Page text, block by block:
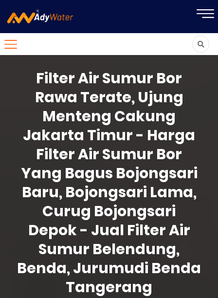
Filter Air Sumur Bor
Rawa Terate, Ujung
Menteng Cakung
Jakarta Timur - Harga
Filter Air Sumur Bor
Yang Bagus Bojongsari
Baru, Bojongsari Lama,
Curug Bojongsari
Depok - Jual Filter Air
Sumur Belendung,
Benda, Jurumudi Benda
Tangerang